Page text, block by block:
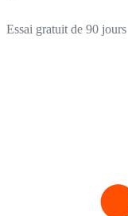
Essai gratuit de 90 jours